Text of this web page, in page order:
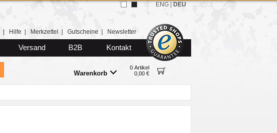
Hilfe Merkzettel Gutscheine Newsletter
Versand B2B Kontakt
Warenkorb
0 Artikel
0,00 €
ENG DEU